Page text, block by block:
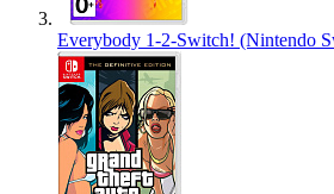
Everybody 1-2-Switch! (Nintendo